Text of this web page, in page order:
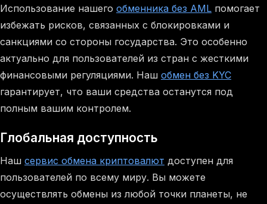
Использование нашего обменника без AML помогает
избежать рисков, связанных с блокировками и
санкциями со стороны государства. Это особенно
актуально для пользователей из стран с жесткими
финансовыми регуляциями. Наш обмен без KYC
гарантирует, что ваши средства останутся под
полным вашим контролем.
Глобальная доступность
Наш сервис обмена криптовалют доступен для
пользователей по всему миру. Вы можете
осуществлять обмены из любой точки планеты, не